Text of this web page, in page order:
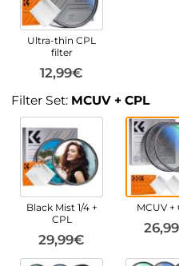
Ultra-thin CPL
filter
12,99€
Filter Set: MCUV + CPL
Black Mist 1/4 +
CPL
29,99€
MCUV +